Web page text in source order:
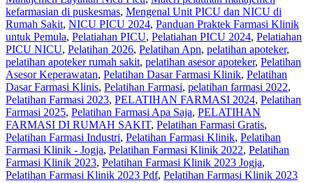
kefarmasian di puskesmas, Mengenal Unit PICU dan NICU di
Rumah Sakit, NICU PICU 2024, Panduan Praktek Farmasi Klinik
untuk Pemula, Pelatiahan PICU, Pelatiahan PICU 2024, Pelatiahan
PICU NICU, Pelatihan 2026, Pelatihan Apn, pelatihan apoteker,
pelatihan apoteker rumah sakit, pelatihan asesor apoteker, Pelatihan
Asesor Keperawatan, Pelatihan Dasar Farmasi Klinik, Pelatihan
Dasar Farmasi Klinis, Pelatihan Farmasi, pelatihan farmasi 2022,
Pelatihan Farmasi 2023, PELATIHAN FARMASI 2024, Pelatihan
Farmasi 2025, Pelatihan Farmasi Apa Saja, PELATIHAN
FARMASI DI RUMAH SAKIT, Pelatihan Farmasi Gratis,
Pelatihan Farmasi Industri, Pelatihan Farmasi Klinik, Pelatihan
Farmasi Klinik - Jogja, Pelatihan Farmasi Klinik 2022, Pelatihan
Farmasi Klinik 2023, Pelatihan Farmasi Klinik 2023 Jogja,
Pelatihan Farmasi Klinik 2023 Pdf, Pelatihan Farmasi Klinik 2023